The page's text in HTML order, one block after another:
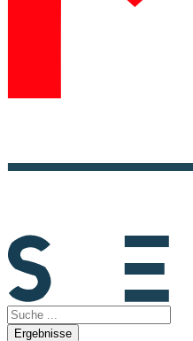
Search
...Ergebnisse